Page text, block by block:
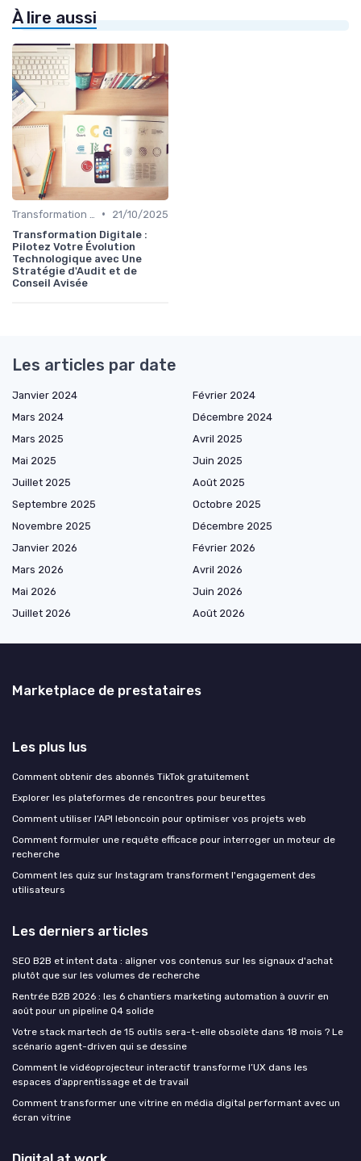
À lire aussi
•
21/10/2025
Transformation Digitale :
Pilotez Votre Évolution
Technologique avec Une
Stratégie d'Audit et de
Conseil Avisée
Les articles par date
Janvier 2024
Février 2024
Mars 2024
Décembre 2024
Mars 2025
Avril 2025
Mai 2025
Juin 2025
Juillet 2025
Août 2025
Septembre 2025
Octobre 2025
Novembre 2025
Décembre 2025
Janvier 2026
Février 2026
Mars 2026
Avril 2026
Mai 2026
Juin 2026
Juillet 2026
Août 2026
Marketplace de prestataires
Les plus lus
Comment obtenir des abonnés TikTok gratuitement
Explorer les plateformes de rencontres pour beurettes
Comment utiliser l’API leboncoin pour optimiser vos projets web
Comment formuler une requête efficace pour interroger un moteur de
recherche
Comment les quiz sur Instagram transforment l'engagement des
utilisateurs
Les derniers articles
SEO B2B et intent data : aligner vos contenus sur les signaux d'achat
plutôt que sur les volumes de recherche
Rentrée B2B 2026 : les 6 chantiers marketing automation à ouvrir en
août pour un pipeline Q4 solide
Votre stack martech de 15 outils sera-t-elle obsolète dans 18 mois ? Le
scénario agent-driven qui se dessine
Comment le vidéoprojecteur interactif transforme l’UX dans les
espaces d’apprentissage et de travail
Comment transformer une vitrine en média digital performant avec un
écran vitrine